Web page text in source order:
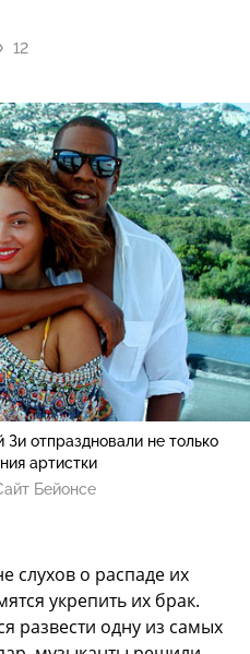
12
отпраздновали не только
артистки
Бейонсе
слухов о распаде их
укрепить их брак.
развести одну из самых